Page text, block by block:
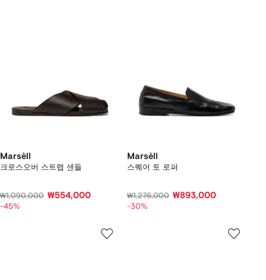
Marsèll
크로스오버 스트랩 샌들
₩1,090,000 ₩554,000
-45%
Marsèll
스퀘어 토 로퍼
₩1,276,000 ₩893,000
-30%